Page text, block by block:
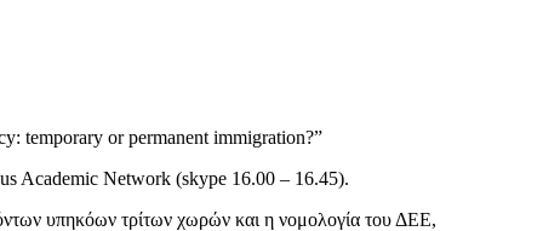
temporary or permanent immigration?”
Academic Network (skype 16.00 – 16.45).
υπηκόων τρίτων χωρών και η νομολογία του ΔΕΕ,